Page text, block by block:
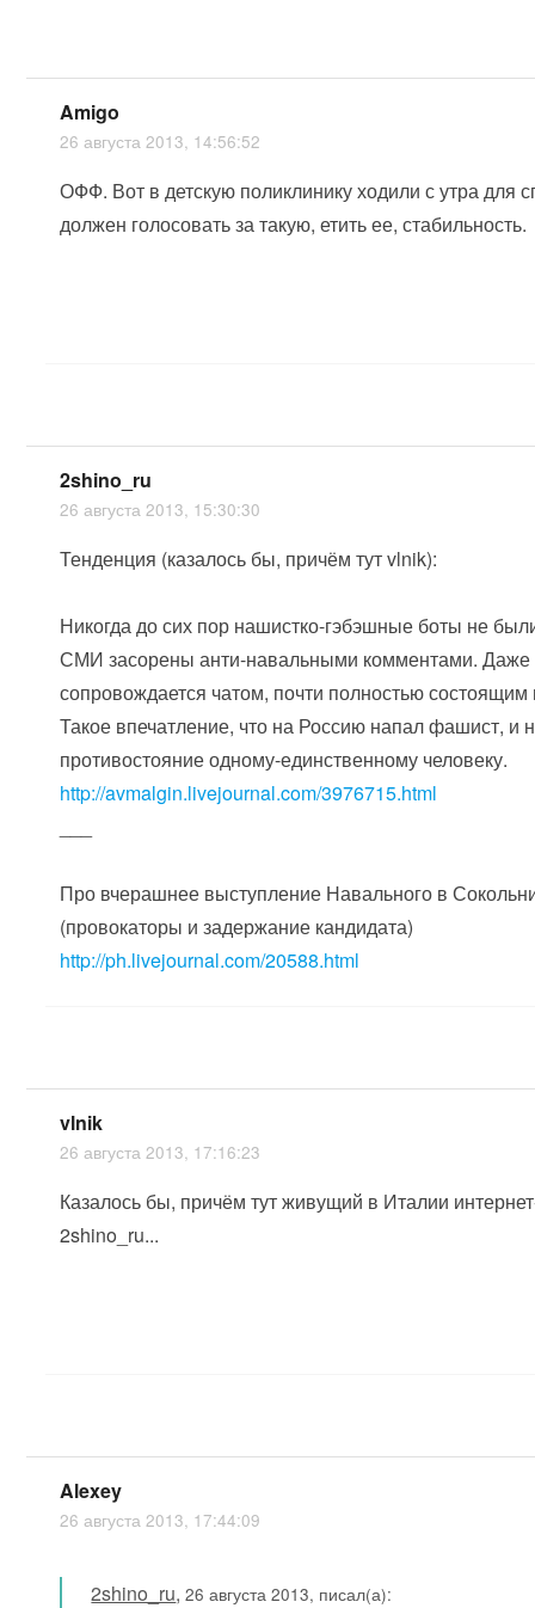
Amigo
26 августа 2013, 14:56:52
ОФФ. Вот в детскую поликлинику ходили с утра для
должен голосовать за такую, етить ее, стабильность.
2shino_ru
26 августа 2013, 15:30:30
Тенденция (казалось бы, причём тут vlnik):
Никогда до сих пор нашистко-гэбэшные боты не
СМИ засорены анти-навальными комментами. Даже
сопровождается чатом, почти полностью
Такое впечатление, что на Россию напал фашист,
противостояние одному-единственному человеку.
http://avmalgin.livejournal.com/3976715.html
Про вчерашнее выступление Навального в
(провокаторы и задержание кандидата)
http://ph.livejournal.com/20588.html
vlnik
26 августа 2013, 17:16:23
Казалось бы, причём тут живущий в Италии
2shino_ru...
Alexey
26 августа 2013, 17:44:09
2shino_ru,26 августа 2013, писал(а):